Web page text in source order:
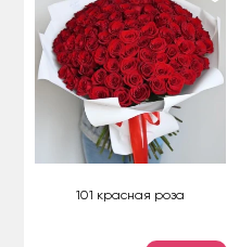
101 красная роза